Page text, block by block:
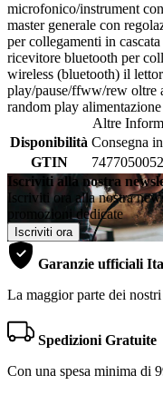
microfonico/instrument
master generale con
per collegamenti in
ricevitore bluetooth per
wireless (bluetooth) il
play/pause/ffww/rew oltre
random play
Altre
Disponibilità Consegna
GTIN
Iscriviti alla nostra
Iscriviti ora alla nostra
promozioni dedicate
Iscriviti ora
Garanzie ufficiali
La maggior parte dei
Spedizioni Gratuite
Con una spesa minima di